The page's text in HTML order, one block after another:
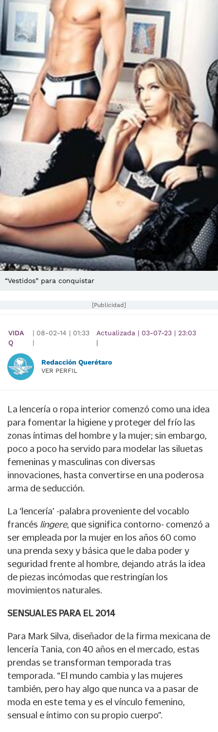
“Vestidos” para conquistar
[Publicidad]
VIDA
Q
| 08-02-14 | 01:33
|
Actualizada | 03-07-23 | 23:03
|
Redacción Querétaro
VER PERFIL
La lencería o ropa interior comenzó como una idea
para fomentar la higiene y proteger del frío las
zonas íntimas del hombre y la mujer; sin embargo,
poco a poco ha servido para modelar las siluetas
femeninas y masculinas con diversas
innovaciones, hasta convertirse en una poderosa
arma de seducción.
La ‘lencería’ -palabra proveniente del vocablo
francés lingere, que significa contorno- comenzó a
ser empleada por la mujer en los años 60 como
una prenda sexy y básica que le daba poder y
seguridad frente al hombre, dejando atrás la idea
de piezas incómodas que restringían los
movimientos naturales.
SENSUALES PARA EL 2014
Para Mark Silva, diseñador de la firma mexicana de
lencería Tania, con 40 años en el mercado, estas
prendas se transforman temporada tras
temporada. “El mundo cambia y las mujeres
también, pero hay algo que nunca va a pasar de
moda en este tema y es el vínculo femenino,
sensual e íntimo con su propio cuerpo”.